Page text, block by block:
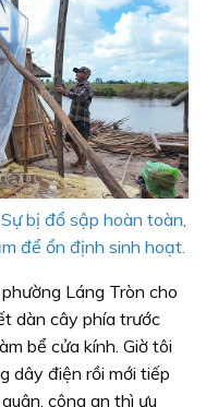
bị đổ sập hoàn toàn,
để ổn định sinh hoạt.
Láng Tròn cho
dàn cây phía trước
bể cửa kính. Giờ tôi
dây điện rồi mới tiếp
công an thì ưu